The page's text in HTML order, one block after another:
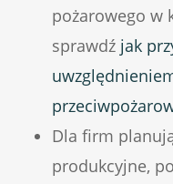
pożarowego w
sprawdź jak
Dla firm
produkcyjne,